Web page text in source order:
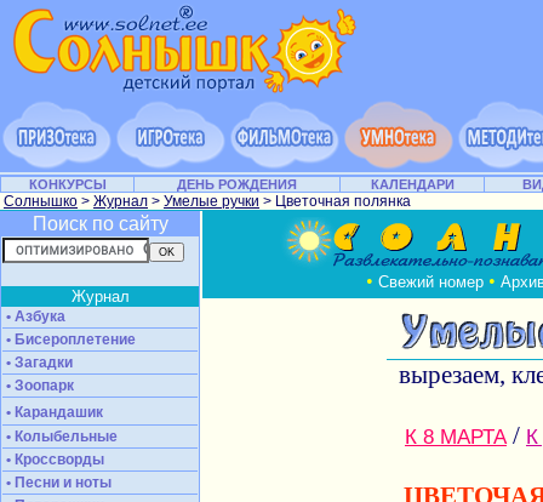
КОНКУРСЫ ДЕНЬ РОЖДЕНИЯ КАЛЕНДАРИ
Солнышко > Журнал > Умелые ручки > Цветочная полянка
Поиск по сайту
Журнал
• Азбука
• Бисероплетение
• Загадки
• Зоопарк
• Карандашик
• Колыбельные
• Кроссворды
• Песни и ноты
• Свежий номер •
вырезаем,
К 8 МАРТА/